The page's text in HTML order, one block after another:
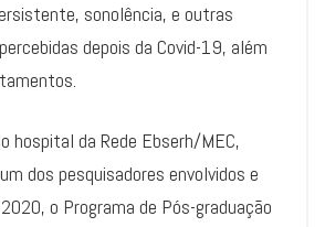
sonolência, e outras
depois da Covid-19, além
hospital da Rede Ebserh/MEC,
dos pesquisadores envolvidos e
o Programa de Pós-graduação